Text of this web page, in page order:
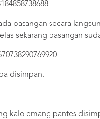
pasangan secara
sekarang pasangan
disimpan.
kalo emang pantes